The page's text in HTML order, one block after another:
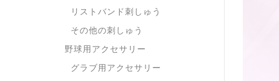
リストバンド刺しゅう
その他の刺しゅう
野球用アクセサリー
グラブ用アクセサリー